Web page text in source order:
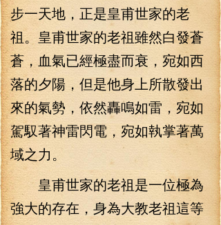
步一天地，正是皇甫世家的老
祖。皇甫世家的老祖雖然白發蒼
蒼，血氣已經極盡而衰，宛如西
落的夕陽，但是他身上所散發出
來的氣勢，依然轟鳴如雷，宛如
駕馭著神雷閃電，宛如執掌著萬
域之力。
皇甫世家的老祖是一位極為
強大的存在，身為大教老祖這等